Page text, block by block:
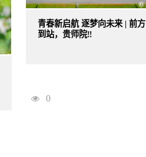
青春新启航 逐梦向未来 | 前方
到站，贵师院‼️
0